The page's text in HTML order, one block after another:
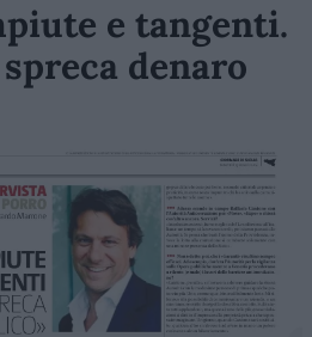
e tangenti.
denaro